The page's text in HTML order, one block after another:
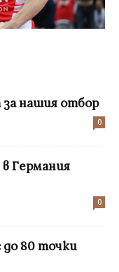
за нашия отбор
0
Германия
0
80 точки